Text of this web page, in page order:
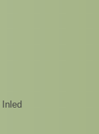
Inled